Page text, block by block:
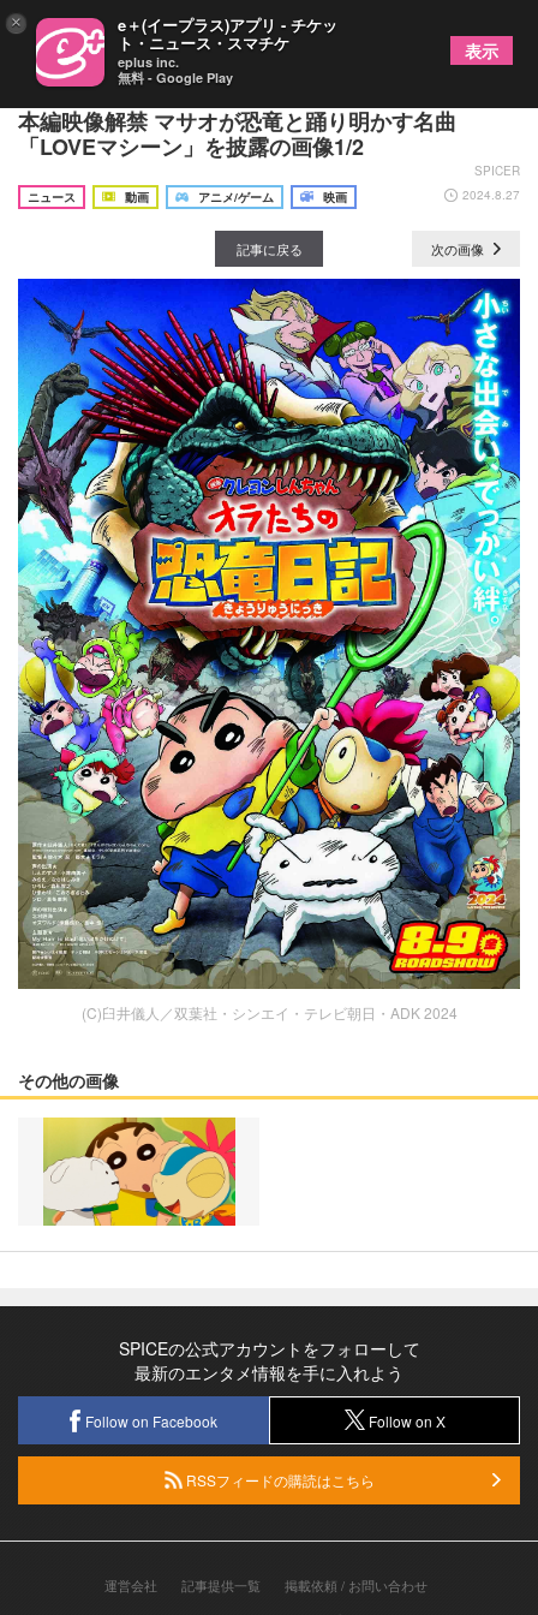
『映画クレヨンしんちゃん オラたちの恐竜日記』
本編映像解禁 マサオが恐竜と踊り明かす名曲
「LOVEマシーン」を披露の画像1/2
SPICER
ニュース
動画 アニメ/ゲーム 映画 2024.8.27
記事に戻る 次の画像
(C)臼井儀人／双葉社・シンエイ・テレビ朝日・ADK 2024
その他の画像
SPICEの公式アカウントをフォローして
最新のエンタメ情報を手に入れよう
Follow on Facebook Follow on X
RSSフィードの購読はこちら
運営会社 記事提供一覧
掲載依頼 / お問い合わせ
× e＋(イープラス)アプリ - チケッ
ト・ニュース・スマチケ
eplus inc.
無料 - Google Play
表示